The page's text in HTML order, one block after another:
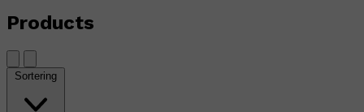
Products
Sortering